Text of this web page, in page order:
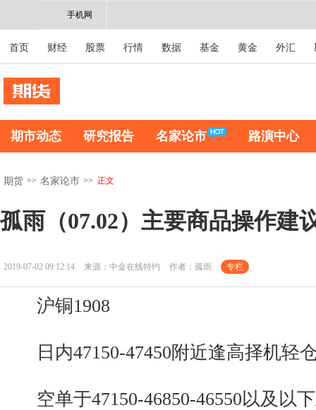
手机网
首页 财经 股票 行情 数据 基金 黄金 外汇
期市动态 研究报告 名家论市 路演中心
期货 >> 名家论市 >> 正文
孤雨（07.02）主要商品操作建
2019-07-02 09:12:14 来源：中金在线特约 作者：孤雨 专栏
沪铜1908
日内47150-47450附近逢高择机轻
空单于47150-46850-46550以及以